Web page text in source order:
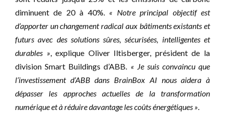
diminuent de 20 à 40%. « Notre principal objectif est
d’apporter un changement radical aux bâtiments existants et
futurs avec des solutions sûres, sécurisées, intelligentes et
durables », explique Oliver Iltisberger, président de la
division Smart Buildings d’ABB. « Je suis convaincu que
l’investissement d’ABB dans BrainBox AI nous aidera à
dépasser les approches actuelles de la transformation
numérique et à réduire davantage les coûts énergétiques ».